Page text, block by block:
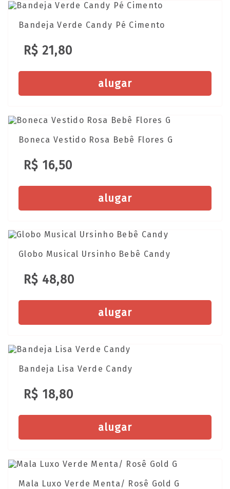
Bandeja Verde Candy Pé Cimento
R$ 21,80
alugar
Boneca Vestido Rosa Bebê Flores G
R$ 16,50
alugar
Globo Musical Ursinho Bebê Candy
R$ 48,80
alugar
Bandeja Lisa Verde Candy
R$ 18,80
alugar
Mala Luxo Verde Menta/ Rosê Gold G